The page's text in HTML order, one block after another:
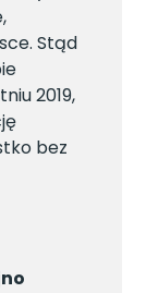
Stąd
2019,
bez